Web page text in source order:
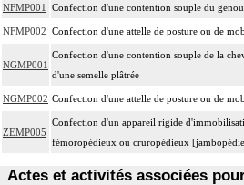
NFMP001 Confection d'une contention souple du genou
NFMP002 Confection d'une attelle de posture ou de
NGMP001
Confection d'une contention souple de la
d'une semelle plâtrée
NGMP002 Confection d'une attelle de posture ou de
ZEMP005
Confection d'un appareil rigide
fémoropédieux ou cruropédieux
Actes et activités associées